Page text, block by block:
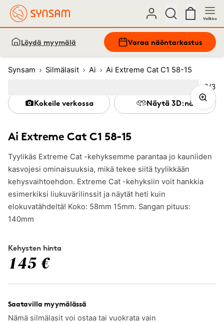
Valikko
Löydä myymälä Varaa näöntarkastus
Synsam Silmälasit Ai Ai Extreme Cat C1 58-15
Ai Extreme Cat C1 58-15
Tyylikäs Extreme Cat -kehyksemme parantaa jo kauniiden
kasvojesi ominaisuuksia, mikä tekee siitä tyylikkään
kehysvaihtoehdon. Extreme Cat -kehyksiin voit hankkia
esimerkiksi liukuvärilinssit ja näytät heti kuin
elokuvatähdeltä! Koko: 58mm 15mm. Sangan pituus:
140mm
Kehysten hinta
145 €
Saatavilla myymälässä
Nämä silmälasit voi ostaa tai vuokrata vain
Kokeile verkossa Näytä 3D:nä
Kuva
2/3
3